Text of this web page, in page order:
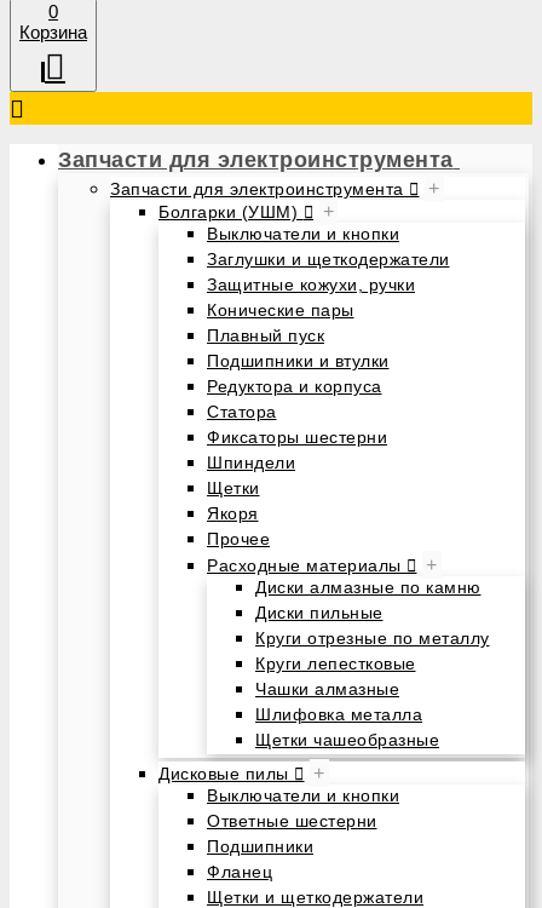
0
Корзина
Запчасти для электроинструмента
Запчасти для электроинструмента +
Болгарки (УШМ) +
Выключатели и кнопки
Заглушки и щеткодержатели
Защитные кожухи, ручки
Конические пары
Плавный пуск
Подшипники и втулки
Редуктора и корпуса
Статора
Фиксаторы шестерни
Шпиндели
Щетки
Якоря
Прочее
Расходные материалы
+
Диски алмазные по камню
Диски пильные
Круги отрезные по металлу
Круги лепестковые
Чашки алмазные
Шлифовка металла
Щетки чашеобразные
Дисковые пилы
+
Выключатели и кнопки
Ответные шестерни
Подшипники
Фланец
Щетки и щеткодержатели